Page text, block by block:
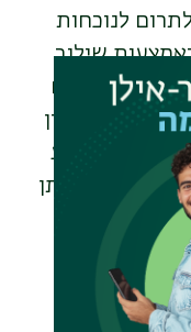
לנוכחות
שילוב
הרוח, פיתוח
והתאמה בין
החיצוני ברגע
התובנות שאותן
מרעיונות
שנאספו
הודות
סקרנות, נראו